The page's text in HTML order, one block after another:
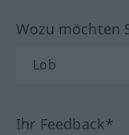
Wozu möchten
Ihr Feedback*